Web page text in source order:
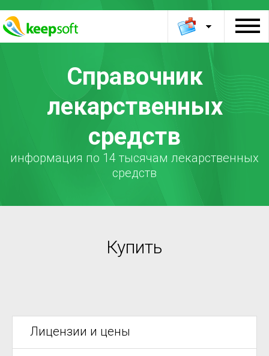
Справочник
лекарственных
средств
информация по 14 тысячам лекарственных
средств
Купить
Лицензии и цены